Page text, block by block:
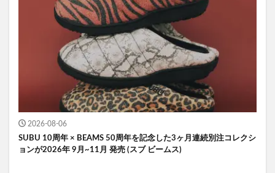
2026-08-06
SUBU 10周年 × BEAMS 50周年を記念した3ヶ月連続別注コレクシ
ョンが2026年 9月~11月 発売 (スブ ビームス)